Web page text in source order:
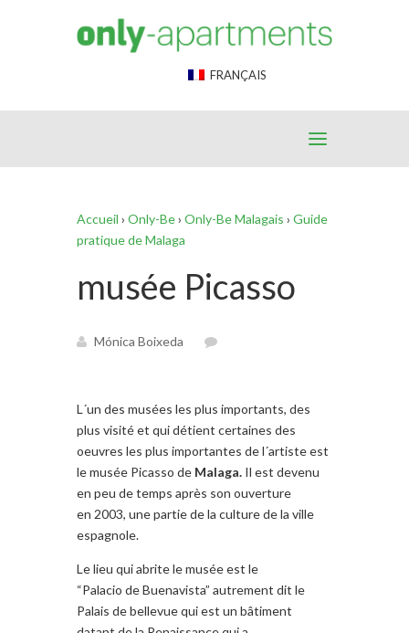
FRANÇAIS
Accueil › Only-Be› Only-Be Malagais › Guide
pratique de Malaga
musée Picasso
Mónica Boixeda
L´un des musées les plus importants, des
plus visité et qui détient certaines des
oeuvres les plus importantes de l´artiste est
le musée Picasso de Malaga. Il est devenu
en peu de temps après son ouverture
en 2003, une partie de la culture de la ville
espagnole.
Le lieu qui abrite le musée est le
“Palacio de Buenavista” autrement dit le
Palais de bellevue qui est un bâtiment